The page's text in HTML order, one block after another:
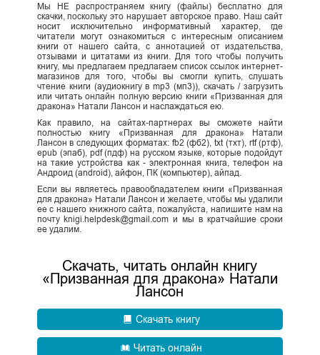
Мы НЕ распространяем книгу (файлы) бесплатно для
скачки, поскольку это нарушает авторское право. Наш сайт
носит исключительно информативный характер, где
читатели могут ознакомиться с интересным описанием
книги от нашего сайта, с аннотацией от издательства,
отзывами и цитатами из книги. Для того чтобы получить
книгу, мы предлагаем предлагаем список ссылок интернет-
магазинов для того, чтобы вы смогли купить, слушать
чтение книги (аудиокнигу в mp3 (мп3)), скачать / загрузить
или читать онлайн полную версию книги «Призванная для
дракона» Натали Лансон и наслаждаться ею.
Как правило, на сайтах-партнерах вы сможете найти
полностью книгу «Призванная для дракона» Натали
Лансон в следующих форматах: fb2 (фб2), txt (тхт), rtf (ртф),
epub (эпаб), pdf (пдф) на русском языке, которые подойдут
на такие устройства как - электронная книга, телефон на
Андроид (android), айфон, ПК (компьютер), айпад.
Если вы являетесь правообладателем книги «Призванная
для дракона» Натали Лансон и желаете, чтобы мы удалили
ее с нашего книжного сайта, пожалуйста, напишите нам на
почту knigi.helpdesk@gmail.com и мы в кратчайшие сроки
ее удалим.
Скачать, читать онлайн книгу
«Призванная для дракона» Натали
Лансон
Скачать книгу
Читать онлайн